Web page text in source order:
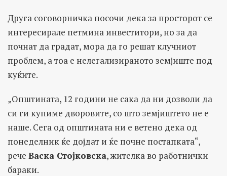
Друга соговорничка посочи дека за просторот се
интересирале петмина инвеститори, но за да
почнат да градат, мора да го решат клучниот
проблем, а тоа е нелегализираното земјиште под
куќите.
„Општината, 12 години не сака да ни дозволи да
си ги купиме дворовите, со што земјиштето не е
наше. Сега од општината ни е ветено дека од
понеделник ќе дојдат и ќе почне постапката“,
рече Васка Стојковска, жителка во работнички
бараки.